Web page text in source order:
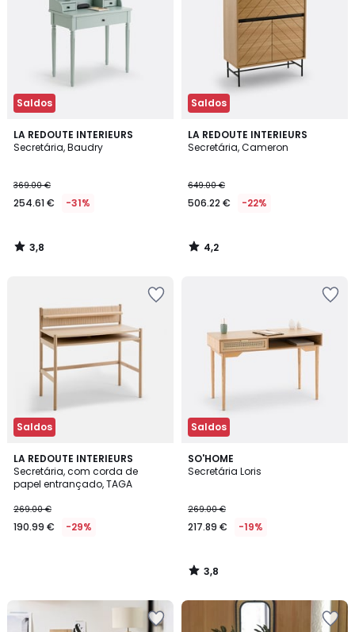
Saldos
LA REDOUTE INTERIEURS
Secretária, Baudry
369.00 €
254.61 € -31%
3,8
/ 5
3,8
/
Saldos
LA REDOUTE INTERIEURS
Secretária, Cameron
649.00 €
506.22 € -22%
4,2
/ 5
4,2
/
Saldos
LA REDOUTE INTERIEURS
Secretária, com corda de
papel entrançado, TAGA
269.00 €
190.99 € -29%
Saldos
SO'HOME
Secretária Loris
269.00 €
217.89 € -19%
3,8
/ 5
3,8
/